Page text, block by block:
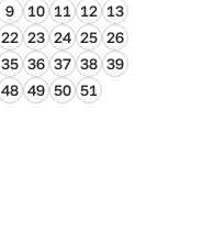
9 10 11 12 13
22 23 24 25 26
35 36 37 38 39
48 49 50 51